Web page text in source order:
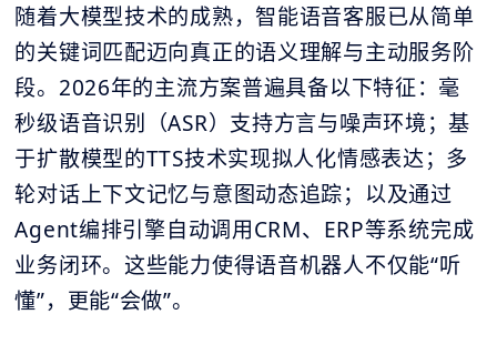
随着大模型技术的成熟，智能语音客服已从简单
的关键词匹配迈向真正的语义理解与主动服务阶
段。2026年的主流方案普遍具备以下特征：毫
秒级语音识别（ASR）支持方言与噪声环境；基
于扩散模型的TTS技术实现拟人化情感表达；多
轮对话上下文记忆与意图动态追踪；以及通过
Agent编排引擎自动调用CRM、ERP等系统完成
业务闭环。这些能力使得语音机器人不仅能“听
懂”，更能“会做”。